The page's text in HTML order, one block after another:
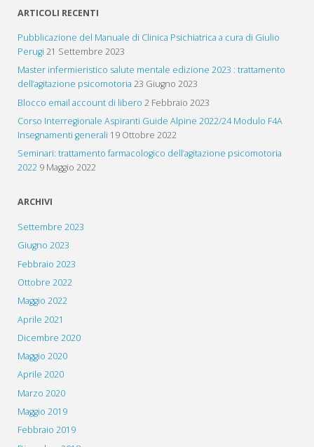
ARTICOLI RECENTI
Pubblicazione del Manuale di Clinica Psichiatrica a cura di Giulio
Perugi 21 Settembre 2023
Master infermieristico salute mentale edizione 2023 : trattamento
dell’agitazione psicomotoria 23 Giugno 2023
Blocco email account di libero 2 Febbraio 2023
Corso Interregionale Aspiranti Guide Alpine 2022/24 Modulo F4A
Insegnamenti generali 19 Ottobre 2022
Seminari: trattamento farmacologico dell’agitazione psicomotoria
2022 9 Maggio 2022
ARCHIVI
Settembre 2023
Giugno 2023
Febbraio 2023
Ottobre 2022
Maggio 2022
Aprile 2021
Dicembre 2020
Maggio 2020
Aprile 2020
Marzo 2020
Maggio 2019
Febbraio 2019